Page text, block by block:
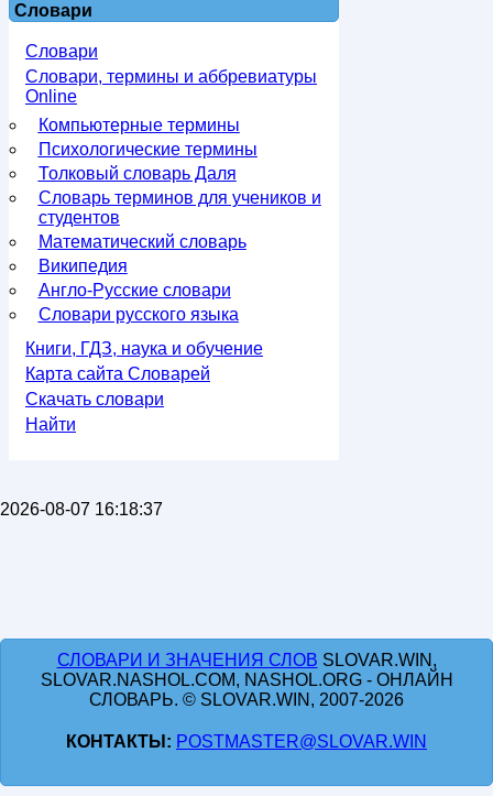
Словари
Словари
Словари, термины и аббревиатуры
Online
Компьютерные термины
Психологические термины
Толковый словарь Даля
Словарь терминов для учеников и
студентов
Математический словарь
Википедия
Англо-Русские словари
Словари русского языка
Книги, ГДЗ, наука и обучение
Карта сайта Словарей
Скачать словари
Найти
2026-08-07 16:18:37
СЛОВАРИ И ЗНАЧЕНИЯ СЛОВ SLOVAR.WIN,
SLOVAR.NASHOL.COM, NASHOL.ORG - ОНЛАЙН
СЛОВАРЬ. © SLOVAR.WIN, 2007-2026
КОНТАКТЫ: POSTMASTER@SLOVAR.WIN